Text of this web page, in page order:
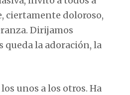
ciertamente doloroso,
Dirijamos
queda la adoración, la
unos a los otros. Ha